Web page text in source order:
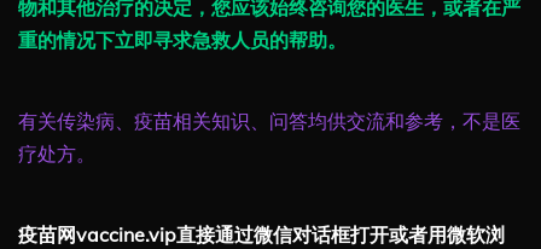
物和其他治疗的决定，您应该始终咨询您的医生，或者在严
重的情况下立即寻求急救人员的帮助。
有关传染病、疫苗相关知识、问答均供交流和参考，不是医
疗处方。
疫苗网vaccine.vip直接通过微信对话框打开或者用微软浏